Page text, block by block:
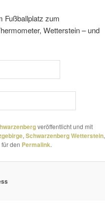
Fußballplatz zum
Wetterstein – und
veröffentlicht und mit
, Schwarzenberg Wetterstein,
den Permalink.